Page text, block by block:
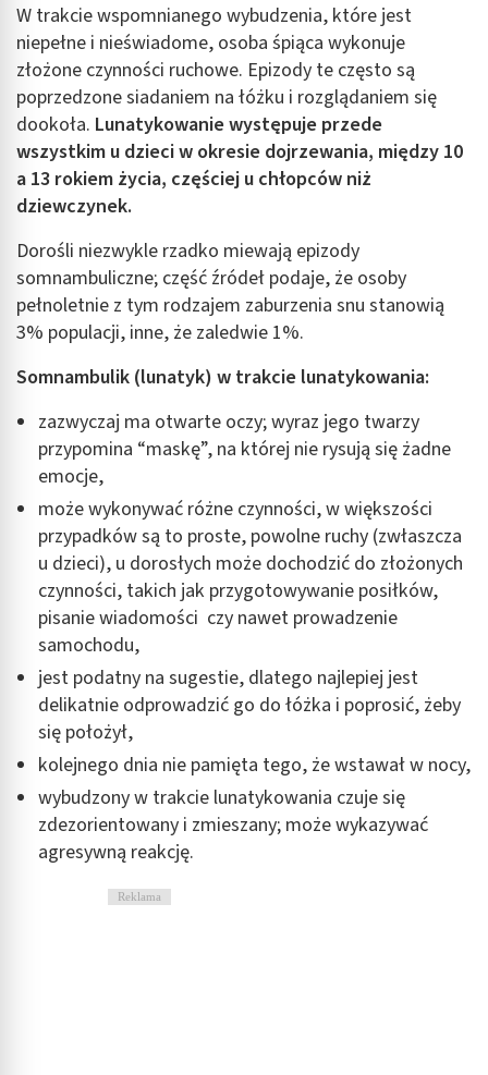
W trakcie wspomnianego wybudzenia, które jest
niepełne i nieświadome, osoba śpiąca wykonuje
złożone czynności ruchowe. Epizody te często są
poprzedzone siadaniem na łóżku i rozglądaniem się
dookoła. Lunatykowaniewystępuje przede
wszystkim u dzieci w okresie dojrzewania, między 10
a 13 rokiem życia, częściej u chłopców niż
dziewczynek.
Dorośli niezwykle rzadko miewają epizody
somnambuliczne; część źródeł podaje, że osoby
pełnoletnie z tym rodzajem zaburzenia snu stanowią
3% populacji, inne, że zaledwie 1%.
Somnambulik (lunatyk) w trakcie lunatykowania:
zazwyczaj ma otwarte oczy; wyraz jego twarzy
przypomina “maskę”, na której nie rysują się żadne
emocje,
może wykonywać różne czynności, w większości
przypadków są to proste, powolne ruchy (zwłaszcza
u dzieci), u dorosłych może dochodzić do złożonych
czynności, takich jak przygotowywanie posiłków,
pisanie wiadomości czy nawet prowadzenie
samochodu,
jest podatny na sugestie, dlatego najlepiej jest
delikatnie odprowadzić go do łóżka i poprosić, żeby
się położył,
kolejnego dnia nie pamięta tego, że wstawał w nocy,
wybudzony w trakcie lunatykowania czuje się
zdezorientowany i zmieszany; może wykazywać
agresywną reakcję.
Reklama